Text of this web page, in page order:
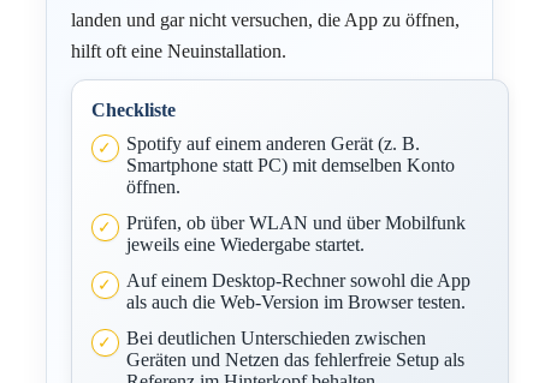
landen und gar nicht versuchen, die App zu öffnen,
hilft oft eine Neuinstallation.
Checkliste
Spotify auf einem anderen Gerät (z. B.
Smartphone statt PC) mit demselben Konto
öffnen.
Prüfen, ob über WLAN und über Mobilfunk
jeweils eine Wiedergabe startet.
Auf einem Desktop-Rechner sowohl die App
als auch die Web-Version im Browser testen.
Bei deutlichen Unterschieden zwischen
Geräten und Netzen das fehlerfreie Setup als